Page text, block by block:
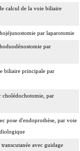
calcul de la voie biliaire
par laparotomie
par
biliaire principale par
cholédochotomie, par
pose d'endoprothèse, par voie
avec guidage